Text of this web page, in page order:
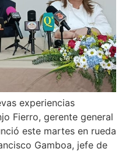
experiencias
Fierro, gerente general
este martes en rueda
Gamboa, jefe de